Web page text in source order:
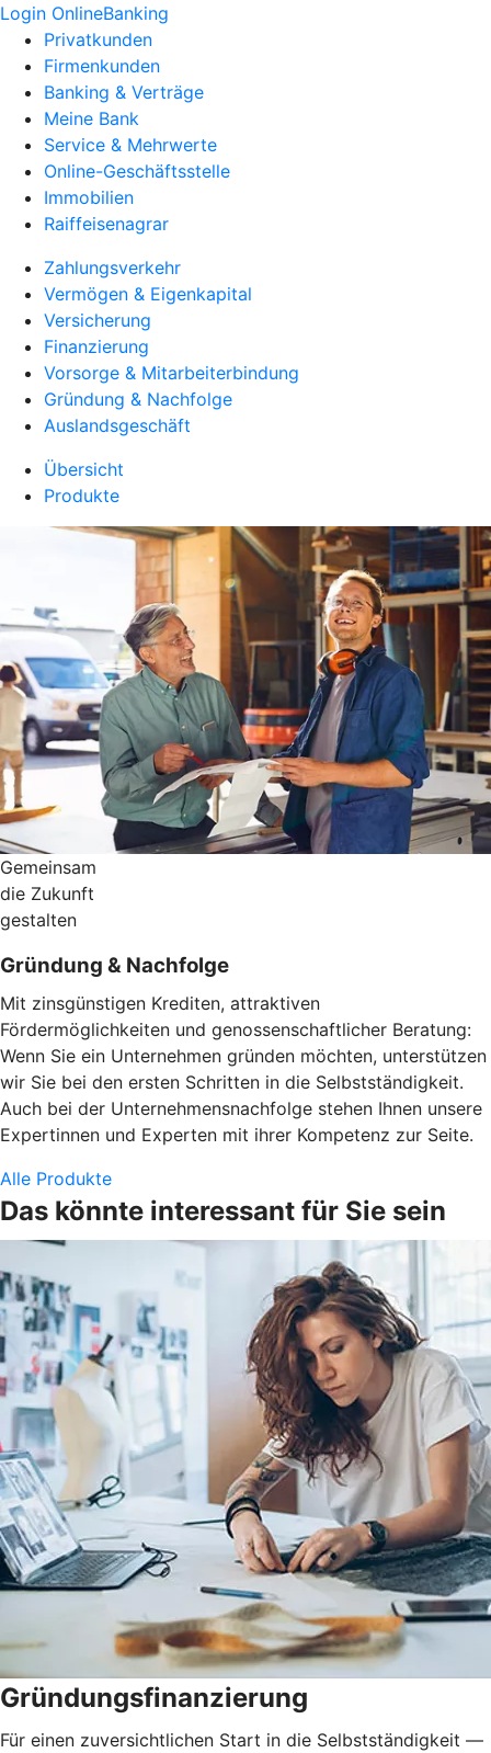
Login OnlineBanking
Privatkunden
Firmenkunden
Banking & Verträge
Meine Bank
Service & Mehrwerte
Online-Geschäftsstelle
Immobilien
Raiffeisenagrar
Zahlungsverkehr
Vermögen & Eigenkapital
Versicherung
Finanzierung
Vorsorge & Mitarbeiterbindung
Gründung & Nachfolge
Auslandsgeschäft
Übersicht
Produkte
Gemeinsam
die Zukunft
gestalten
Gründung & Nachfolge
Mit zinsgünstigen Krediten, attraktiven
Fördermöglichkeiten und genossenschaftlicher Beratung:
Wenn Sie ein Unternehmen gründen möchten, unterstützen
wir Sie bei den ersten Schritten in die Selbstständigkeit.
Auch bei der Unternehmensnachfolge stehen Ihnen unsere
Expertinnen und Experten mit ihrer Kompetenz zur Seite.
Alle Produkte
Das könnte interessant für Sie sein
Gründungsfinanzierung
Für einen zuversichtlichen Start in die Selbstständigkeit —